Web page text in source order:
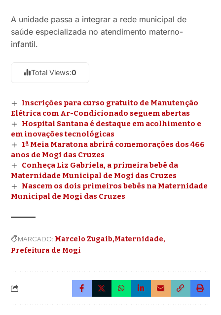
A unidade passa a integrar a rede municipal de
saúde especializada no atendimento materno-
infantil.
Total Views:0
Inscrições para curso gratuito de Manutenção
Elétrica com Ar-Condicionado seguem abertas
Hospital Santana é destaque em acolhimento e
em inovações tecnológicas
1ª Meia Maratona abrirá comemorações dos 466
anos de Mogi das Cruzes
Conheça Liz Gabriela, a primeira bebê da
Maternidade Municipal de Mogi das Cruzes
Nascem os dois primeiros bebês na Maternidade
Municipal de Mogi das Cruzes
MARCADO: Marcelo Zugaib Maternidade
Prefeitura de Mogi